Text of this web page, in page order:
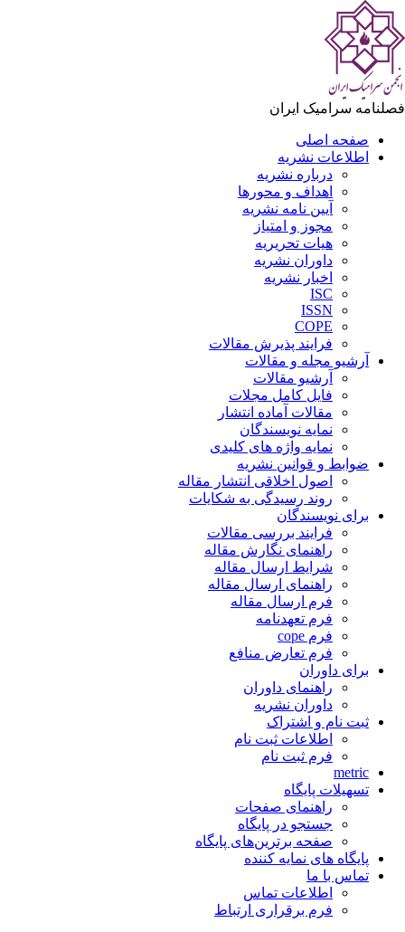
سرامیک ایران
صفحه اصلی
اطلاعات نشریه
درباره نشریه
اهداف و محورها
آیین نامه نشریه
مجوز و امتیاز
هیات تحریریه
داوران نشریه
اخبار نشریه
ISC
ISSN
COPE
فرایند پذیرش مقالات
آرشیو مجله و مقالات
آرشیو مقالات
فایل کامل مجلات
مقالات آماده انتشار
نمایه نویسندگان
نمایه واژه های کلیدی
ضوابط و قوانین نشریه
اصول اخلاقی انتشار مقاله
روند رسیدگی به شکایات
برای نویسندگان
فرایند بررسی مقالات
راهنمای نگارش مقاله
شرایط ارسال مقاله
راهنمای ارسال مقاله
فرم ارسال مقاله
فرم تعهدنامه
فرم cope
فرم تعارض منافع
برای داوران
راهنمای داوران
داوران نشریه
ثبت نام و اشتراک
اطلاعات ثبت نام
فرم ثبت نام
metric
تسهیلات پایگاه
راهنمای صفحات
جستجو در پایگاه
صفحه برترین‌های پایگاه
پایگاه های نمایه کننده
تماس با ما
اطلاعات تماس
فرم برقراری ارتباط